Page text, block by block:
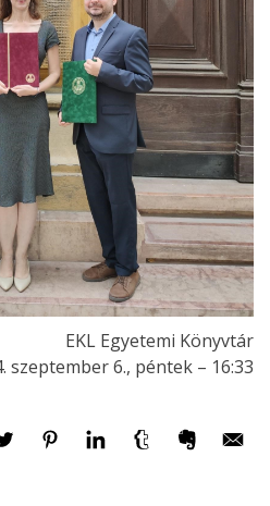
EKL Egyetemi Könyvtár
szeptember 6., péntek – 16:33